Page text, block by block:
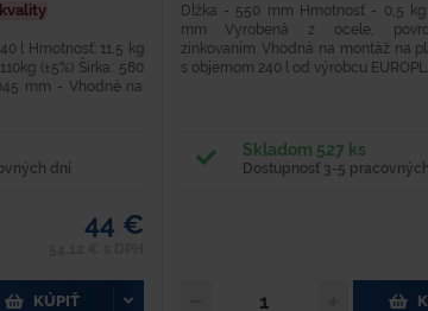
l Hmotnosť: 11,5 kg
(±5%) Šírka: 580
mm - Vhodné na
dní
44 €
KÚPIŤ
Dĺžka - 550 mm Hmotnosť - 0,5 kg
mm Vyrobená z ocele,
zinkovaním. Vhodná na montáž na
s objemom 240 l od výrobcu
Skladom 527 ks
Dostupnosť 3-5